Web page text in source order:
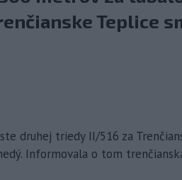
Teplice
druhej triedy II/516 za
Informovala o tom